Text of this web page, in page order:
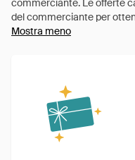
Mostra meno